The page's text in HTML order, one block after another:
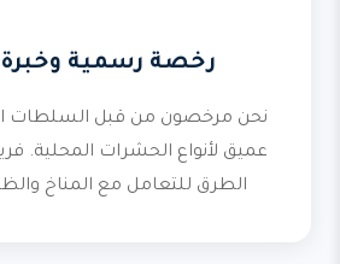
رخصة رسمية
نحن مرخصون من قبل السلطات
عميق لأنواع الحشرات المحلية.
الطرق للتعامل مع المناخ